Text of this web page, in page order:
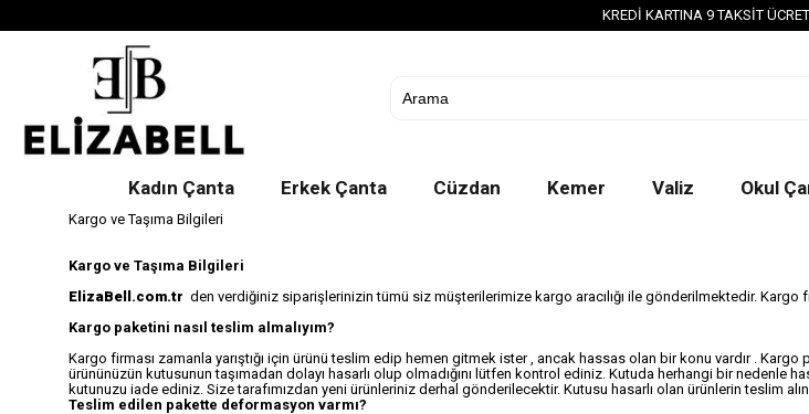
KREDİ KARTINA 9 TAKSİT
Kadın Çanta Erkek Çanta Cüzdan Kemer Valiz Okul
Kargo ve Taşıma Bilgileri
Kargo ve Taşıma Bilgileri
ElizaBell.com.tr den verdiğiniz siparişlerinizin tümü siz müşterilerimize kargo aracılığı ile gönderilmektedir.
Kargo paketini nasıl teslim almalıyım?
Kargo firması zamanla yarıştığı için ürünü teslim edip hemen gitmek ister , ancak hassas olan bir konu vardır .
ürününüzün kutusunun taşımadan dolayı hasarlı olup olmadığını lütfen kontrol ediniz. Kutuda herhangi bir
kutunuzu iade ediniz. Size tarafımızdan yeni ürünleriniz derhal gönderilecektir. Kutusu hasarlı olan ürünlerin teslim
Teslim edilen pakette deformasyon varmı?